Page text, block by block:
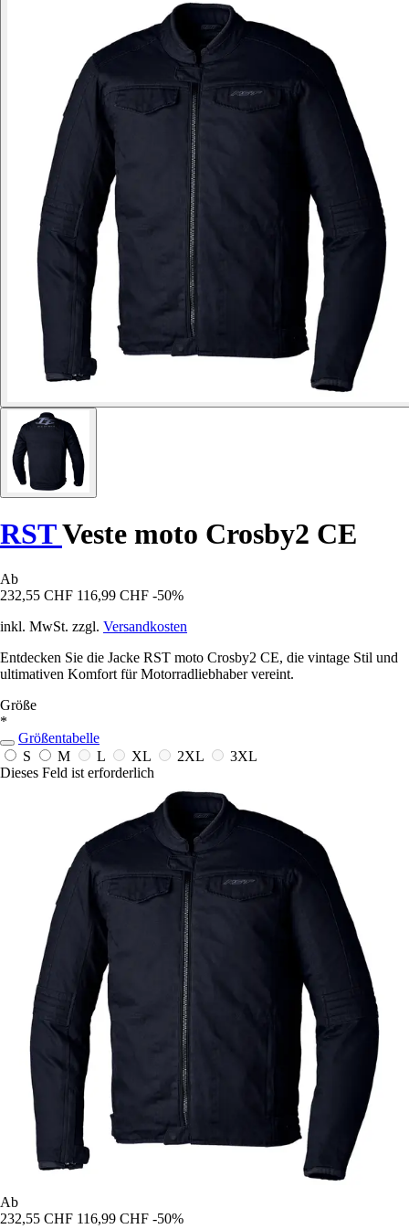
RSTVeste moto Crosby2 CE
Ab
232,55 CHF 116,99 CHF -50%
inkl. MwSt. zzgl. Versandkosten
Entdecken Sie die Jacke RST moto Crosby2 CE, die vintage Stil und
ultimativen Komfort für Motorradliebhaber vereint.
Größe
*
Größentabelle
S
M L XL 2XL
3XL
Dieses Feld ist erforderlich
Ab
232,55 CHF 116,99 CHF -50%